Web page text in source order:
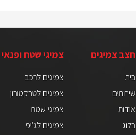
חצב צמיגים
בית
שירותים
אודות
בלוג
צמיגי שטח ופנאי
צמיגים לרכב
צמיגים לטרקטורון
צמיגי שטח
צמיגים לג'יפ